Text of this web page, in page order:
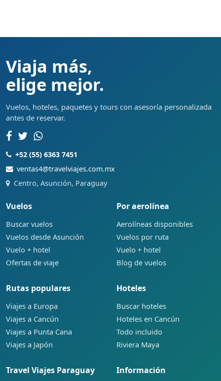
Viaja más,
elige mejor.
Vuelos, hoteles, paquetes y tours con asesoría personalizada
antes de reservar.
+52 (55) 6363 7451
ventas4@travelviajes.com.mx
Centro, Asunción, Paraguay
Vuelos
Buscar vuelos
Vuelos desde Asunción
Vuelo + hotel
Ofertas de viaje
Por aerolínea
Aerolíneas disponibles
Vuelos por ruta
Vuelo + hotel
Blog de vuelos
Rutas populares
Viajes a Europa
Viajes a Cancún
Viajes a Punta Cana
Viajes a Japón
Hoteles
Buscar hoteles
Hoteles en Cancún
Todo incluido
Riviera Maya
Travel Viajes Paraguay Información